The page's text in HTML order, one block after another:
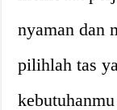
nyaman dan
pilihlah tas